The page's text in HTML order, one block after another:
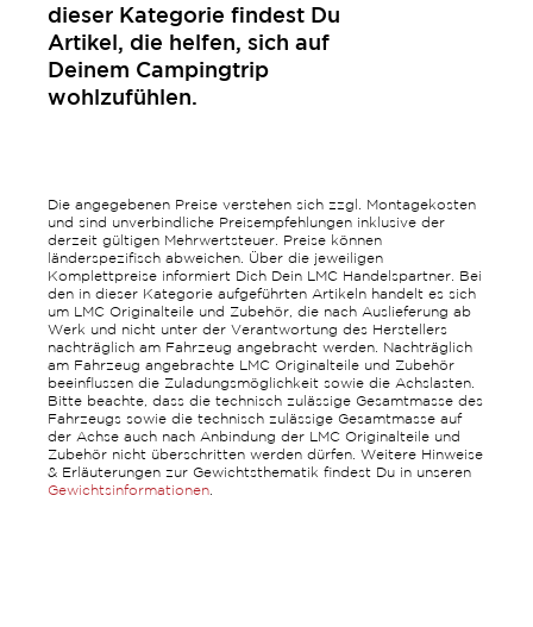
dieser Kategorie findest Du
Artikel, die helfen, sich auf
Deinem Campingtrip
wohlzufühlen.
Die angegebenen Preise verstehen sich zzgl. Montagekosten
und sind unverbindliche Preisempfehlungen inklusive der
derzeit gültigen Mehrwertsteuer. Preise können
länderspezifisch abweichen. Über die jeweiligen
Komplettpreise informiert Dich Dein LMC Handelspartner. Bei
den in dieser Kategorie aufgeführten Artikeln handelt es sich
um LMC Originalteile und Zubehör, die nach Auslieferung ab
Werk und nicht unter der Verantwortung des Herstellers
nachträglich am Fahrzeug angebracht werden. Nachträglich
am Fahrzeug angebrachte LMC Originalteile und Zubehör
beeinflussen die Zuladungsmöglichkeit sowie die Achslasten.
Bitte beachte, dass die technisch zulässige Gesamtmasse des
Fahrzeugs sowie die technisch zulässige Gesamtmasse auf
der Achse auch nach Anbindung der LMC Originalteile und
Zubehör nicht überschritten werden dürfen. Weitere Hinweise
& Erläuterungen zur Gewichtsthematik findest Du in unseren
Gewichtsinformationen